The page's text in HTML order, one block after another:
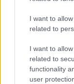
I want to
related to
I want to
related to
functionality
user